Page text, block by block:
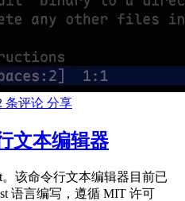
条评论 分享
文本编辑器
该命令行文本编辑器目前已
语言编写，遵循 MIT 许可